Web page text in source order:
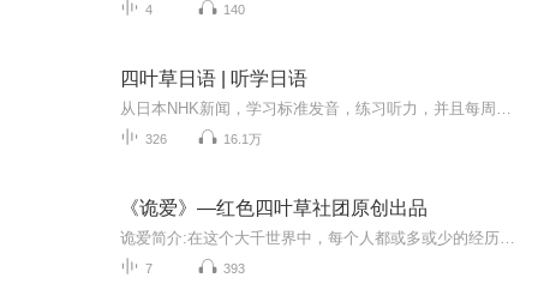
4 140
四叶草日语 | 听学日语
326 16.1万
《诡爱》—红色四叶草社团原创出品
7 393